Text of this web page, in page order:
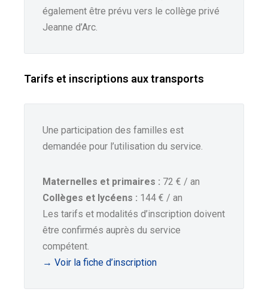
également être prévu vers le collège privé
Jeanne d’Arc.
Tarifs et inscriptions aux transports
Une participation des familles est
demandée pour l’utilisation du service.
Maternelles et primaires : 72 € / an
Collèges et lycéens : 144 € / an
Les tarifs et modalités d’inscription doivent
être confirmés auprès du service
compétent.
→ Voir la fiche d’inscription